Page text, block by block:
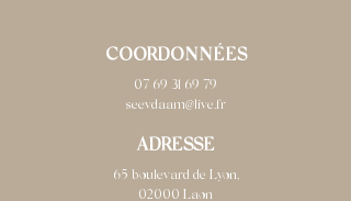
COORDONNÉES
07 69 31 69 79
seevdaam@live.fr
ADRESSE
65 boulevard de Lyon,
02000 Laon